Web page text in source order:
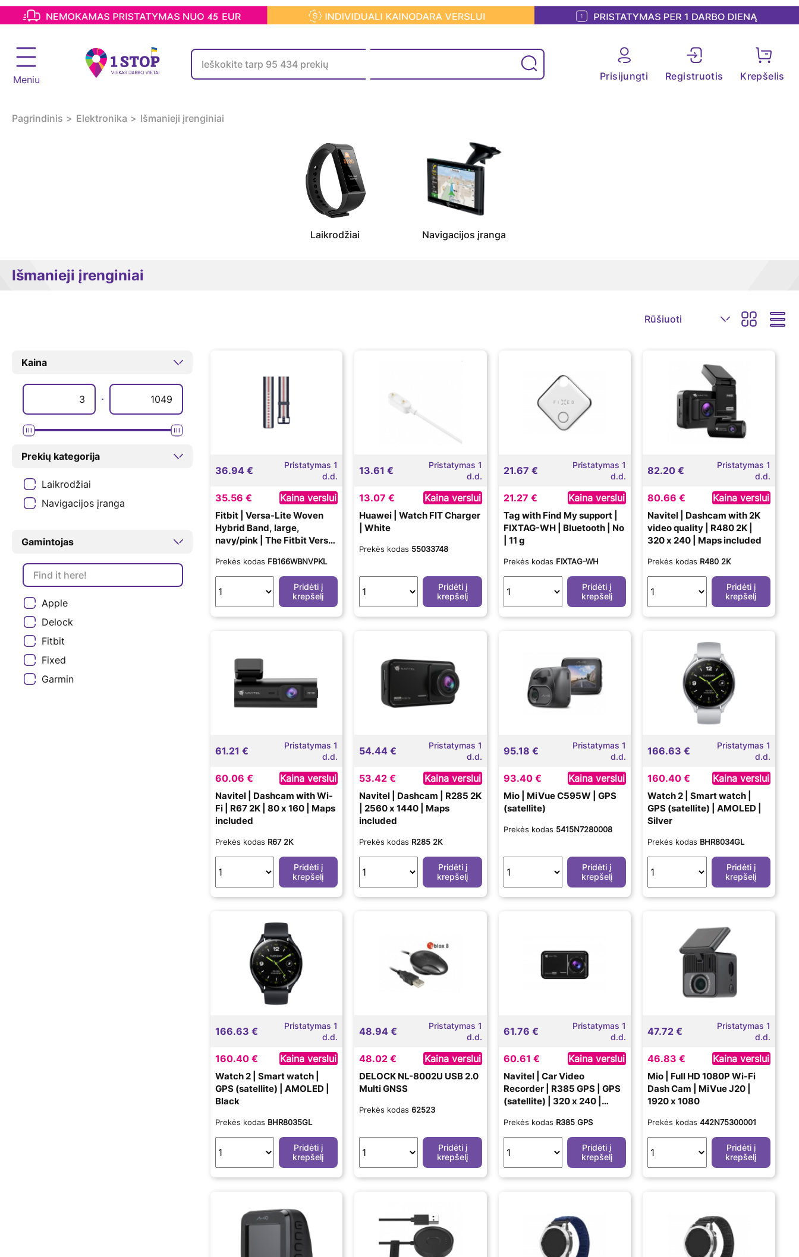
Meniu Prisijungti Registruotis Krepšelis
Pagrindinis Elektronika Išmanieji įrenginiai
Laikrodžiai Navigacijos įranga
Išmanieji įrenginiai
Kaina
Prekių kategorija
Laikrodžiai
Navigacijos įranga
Gamintojas
Apple
Delock
Fitbit
Fixed
Garmin
36.94 €
Pristatymas 1
d.d.
35.56 € Kaina verslui
Fitbit | Versa-Lite Woven
Hybrid Band, large,
navy/pink | The Fitbit Versa
of polyester woven material
on top and fluoroelastomer
material on the bottom with
an aluminium buckle. | The
Fitbit Versa woven hybrid
Prekės kodas FB166WBNVPKL
Pridėti į
krepšelį
13.61 €
Pristatymas 1
d.d.
13.07 € Kaina verslui
Huawei | Watch FIT Charger
| White
Prekės kodas 55033748
Pridėti į
krepšelį
21.67 €
Pristatymas 1
d.d.
21.27 € Kaina verslui
Tag with Find My support |
FIXTAG-WH | Bluetooth | No
| 11 g
Prekės kodas FIXTAG-WH
Pridėti į
krepšelį
82.20 €
Pristatymas 1
d.d.
80.66 € Kaina verslui
Navitel | Dashcam with 2K
video quality | R480 2K |
320 х 240 | Maps included
Prekės kodas R480 2K
Pridėti į
krepšelį
61.21 €
Pristatymas 1
d.d.
60.06 € Kaina verslui
Navitel | Dashcam with Wi-
Fi | R67 2K | 80 x 160 | Maps
included
Prekės kodas R67 2K
Pridėti į
krepšelį
54.44 €
Pristatymas 1
d.d.
53.42 € Kaina verslui
Navitel | Dashcam | R285 2K
| 2560 x 1440 | Maps
included
Prekės kodas R285 2K
Pridėti į
krepšelį
95.18 €
Pristatymas 1
d.d.
93.40 € Kaina verslui
Mio | MiVue C595W | GPS
(satellite)
Prekės kodas 5415N7280008
Pridėti į
krepšelį
166.63 €
Pristatymas 1
d.d.
160.40 € Kaina verslui
Watch 2 | Smart watch |
GPS (satellite) | AMOLED |
Silver
Prekės kodas BHR8034GL
Pridėti į
krepšelį
166.63 €
Pristatymas 1
d.d.
160.40 € Kaina verslui
Watch 2 | Smart watch |
GPS (satellite) | AMOLED |
Black
Prekės kodas BHR8035GL
Pridėti į
krepšelį
48.94 €
Pristatymas 1
d.d.
48.02 € Kaina verslui
DELOCK NL-8002U USB 2.0
Multi GNSS
Prekės kodas62523
Pridėti į
krepšelį
61.76 €
Pristatymas 1
d.d.
60.61 € Kaina verslui
Navitel | Car Video
Recorder | R385 GPS | GPS
(satellite) | 320 x 240 |
Prekės kodas R385 GPS
Pridėti į
krepšelį
47.72 €
Pristatymas 1
d.d.
46.83 € Kaina verslui
Mio | Full HD 1080P Wi-Fi
Dash Cam | MiVue J20 |
1920 x 1080
Prekės kodas442N75300001
Pridėti į
krepšelį